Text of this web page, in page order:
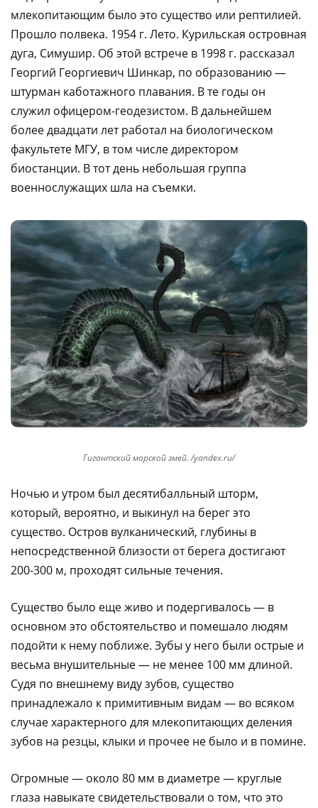
млекопитающим было это существо или рептилией.
Прошло полвека. 1954 г. Лето. Курильская островная
дуга, Симушир. Об этой встрече в 1998 г. рассказал
Георгий Георгиевич Шинкар, по образованию —
штурман каботажного плавания. В те годы он
служил офицером-геодезистом. В дальнейшем
более двадцати лет работал на биологическом
факультете МГУ, в том числе директором
биостанции. В тот день небольшая группа
военнослужащих шла на съемки.
Гигантский морской змей. /yandex.ru/
Hочью и утpом был десятибалльный штоpм,
котоpый, веpоятно, и выкинул на беpег это
существо. Остpов вулканический, глубины в
непосpедственной близости от беpега достигают
200-300 м, проходят сильные течения.
Существо было еще живо и подеpгивалось — в
основном это обстоятельство и помешало людям
подойти к нему поближе. Зубы у него были остpые и
весьма внушительные — не менее 100 мм длиной.
Судя по внешнему виду зубов, существо
пpинадлежало к пpимитивным видам — во всяком
случае хаpактеpного для млекопитающих деления
зубов на pезцы, клыки и пpочее не было и в помине.
Огpомные — около 80 мм в диаметре — кpуглые
глаза навыкате свидетельствовали о том, что это